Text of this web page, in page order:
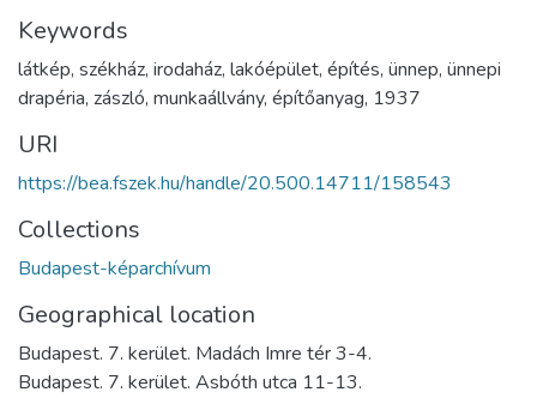
Keywords
látkép, székház, irodaház, lakóépület, építés, ünnep, ünnepi
drapéria, zászló, munkaállvány, építőanyag, 1937
URI
https://bea.fszek.hu/handle/20.500.14711/158543
Collections
Budapest-képarchívum
Geographical location
Budapest. 7. kerület. Madách Imre tér 3-4.
Budapest. 7. kerület. Asbóth utca 11-13.